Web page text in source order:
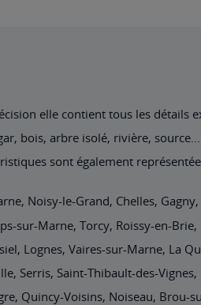
elle contient tous les détails
bois, arbre isolé, rivière,
sont également
Noisy-le-Grand, Chelles,
sur-Marne, Torcy, Roissy-en-
Lognes, Vaires-sur-Marne, La
Serris, Saint-Thibault-des-
Quincy-Voisins, Noiseau, Brou-